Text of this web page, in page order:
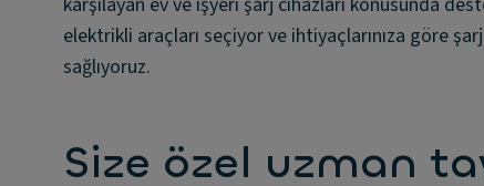
elektrikli araçları seçiyor ve ihtiyaçlarınıza göre
sağlıyoruz.
Size özel uzman